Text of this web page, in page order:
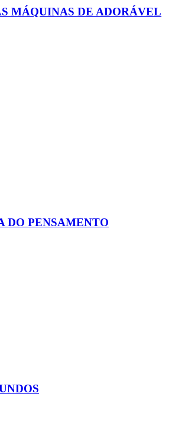
MÁQUINAS DE ADORÁVEL
DO PENSAMENTO